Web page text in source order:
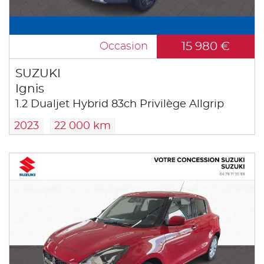
Occasion 15 980 €
SUZUKI
Ignis
1.2 Dualjet Hybrid 83ch Privilège Allgrip
2023 22 000 km